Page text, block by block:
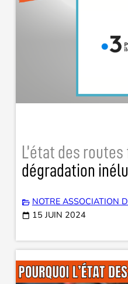
L’état des
dégradation
NOTRE ASSOCIATION
15 JUIN 2024